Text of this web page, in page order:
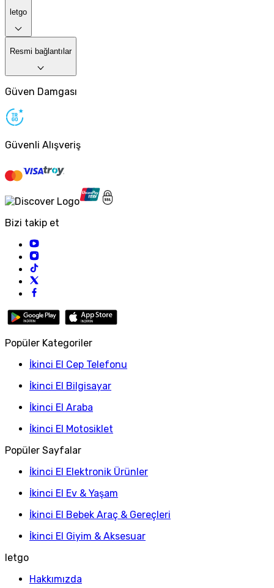
letgo
Resmi bağlantılar
Güven Damgası
Güvenli Alışveriş
Bizi takip et
Popüler Kategoriler
İkinci El Cep Telefonu
İkinci El Bilgisayar
İkinci El Araba
İkinci El Motosiklet
Popüler Sayfalar
İkinci El Elektronik Ürünler
İkinci El Ev & Yaşam
İkinci El Bebek Araç & Gereçleri
İkinci El Giyim & Aksesuar
letgo
Hakkımızda